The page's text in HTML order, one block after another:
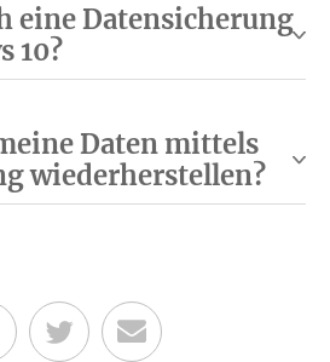
eine Datensicherung
10?
Daten mittels
wiederherstellen?
auf Facebook
Teilen auf Twitter
Per E-Mail senden